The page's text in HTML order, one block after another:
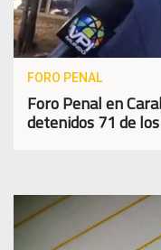
FORO PENAL
Foro Penal en
detenidos 71 de